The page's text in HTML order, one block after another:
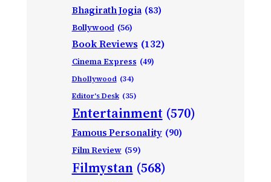
Bhagirath Jogia (83)
Bollywood (56)
Book Reviews (132)
Cinema Express (49)
Dhollywood (34)
Editor's Desk (35)
Entertainment (570)
Famous Personality (90)
Film Review (59)
Filmystan (568)